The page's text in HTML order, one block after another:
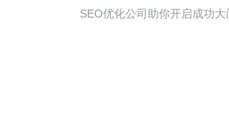
SEO优化公司助你开启成功大